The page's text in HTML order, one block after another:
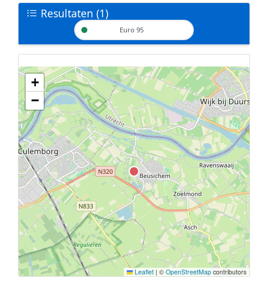
Resultaten (1)
Euro 95
Geen tankstations met locatiegegevens gevonden.
De kaart kan niet worden weergegeven zonder GPS coördinaten.
+
−
Leaflet | © OpenStreetMap contributors